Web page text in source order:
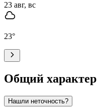
23 авг, вс
23°
Общий характер
Нашли неточность?